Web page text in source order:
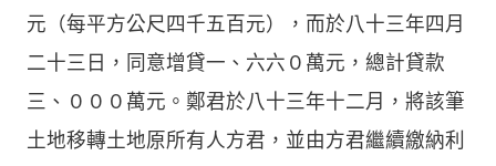
元（每平方公尺四千五百元），而於八十三年四月
二十三日，同意增貸一、六六０萬元，總計貸款
三、０００萬元。鄭君於八十三年十二月，將該筆
土地移轉土地原所有人方君，並由方君繼續繳納利